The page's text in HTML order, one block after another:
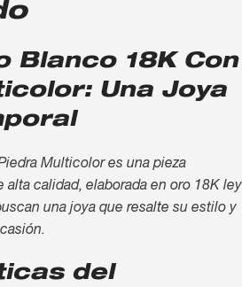
Blanco 18K Con
Una Joya
Multicolor es una pieza
alta calidad, elaborada en oro 18K ley
una joya que resalte su estilo y
del